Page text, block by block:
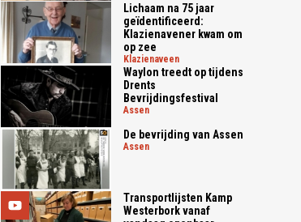
Lichaam na 75 jaar
geïdentificeerd:
Klazienavener kwam om
op zee
klazienaveen
Waylon treedt op tijdens
Drents
Bevrijdingsfestival
assen
De bevrijding van Assen
assen
Transportlijsten Kamp
Westerbork vanaf